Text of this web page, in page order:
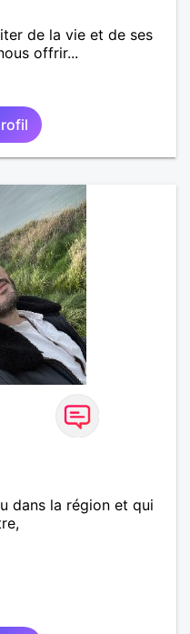
de la vie et de ses
offrir...
dans la région et qui